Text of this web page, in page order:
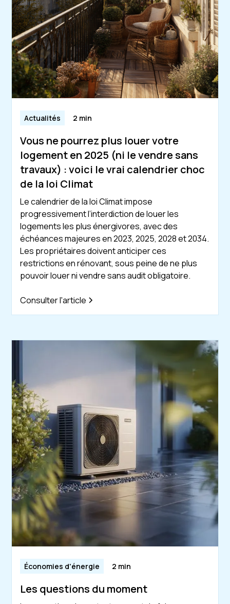
Actualités 2 min
Vous ne pourrez plus louer votre
logement en 2025 (ni le vendre sans
travaux) : voici le vrai calendrier choc
de la loi Climat
Le calendrier de la loi Climat impose
progressivement l’interdiction de louer les
logements les plus énergivores, avec des
échéances majeures en 2023, 2025, 2028 et 2034.
Les propriétaires doivent anticiper ces
restrictions en rénovant, sous peine de ne plus
pouvoir louer ni vendre sans audit obligatoire.
Consulter l'article
Économies d'énergie 2 min
Les questions du moment